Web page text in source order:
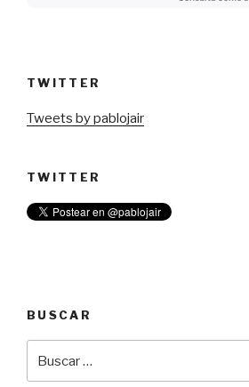
TWITTER
Tweets by pablojair
TWITTER
BUSCAR